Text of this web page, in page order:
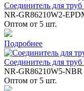
Соединитель для
NR-GR86210W2-
Оптом от 5 шт.
Подробнее
Соединитель для
NR-GR86210W5-NBR
Оптом от 5 шт.